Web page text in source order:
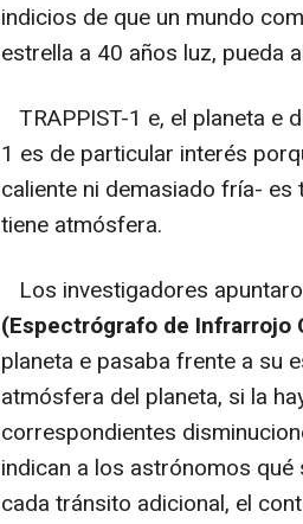
indicios de que un mundo
estrella a 40 años luz, pueda
TRAPPIST-1 e, el planeta e
1 es de particular interés
caliente ni demasiado fría-
tiene atmósfera.
Los investigadores
(Espectrógrafo de Infrarrojo
planeta e pasaba frente a su
atmósfera del planeta, si la
correspondientes
indican a los astrónomos qué
cada tránsito adicional, el